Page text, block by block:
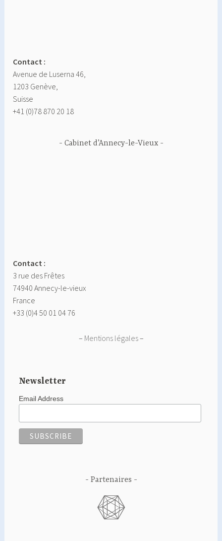
Contact :
Avenue de Luserna 46,
1203 Genève,
Suisse
+41 (0)78 870 20 18
Cabinet d’Annecy-le-Vieux
Contact :
3 rue des Frêtes
74940 Annecy-le-vieux
France
+33 (0)4 50 01 04 76
– Mentions légales–
Newsletter
Email Address
Partenaires